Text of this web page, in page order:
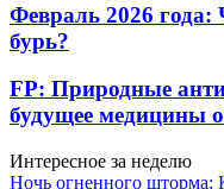
Февраль 2026
бурь?
FP: Природные
будущее медицины
Интересное за неделю
Ночь огненного шторма: